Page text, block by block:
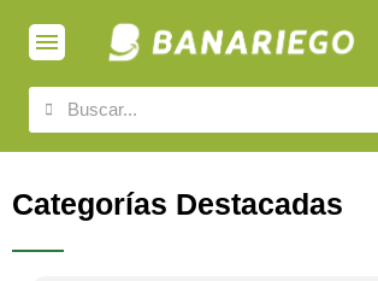
Categorías Destacadas